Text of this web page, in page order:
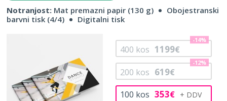
Notranjost: Mat premazni papir (130 g)
Obojestranski
barvni tisk (4/4)
Digitalni tisk
100 kos 353€
200 kos 619€
-12%
400 kos 1199€
-14%